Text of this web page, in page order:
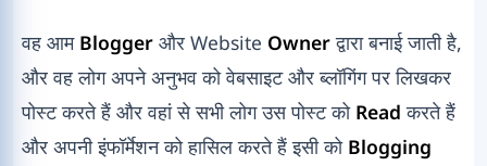
वह आम Blogger और Website Ownerद्वारा बनाई जाती है,
और वह लोग अपने अनुभव को वेबसाइट और ब्लॉगिंग पर लिखकर
पोस्ट करते हैं और वहां से सभी लोग उस पोस्ट को Readकरते हैं
और अपनी इंफॉर्मेशन को हासिल करते हैं इसी को Blogging